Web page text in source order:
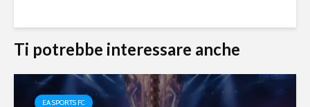
Ti potrebbe interessare anche
EA SPORTS FC
Platform, Cross-
L’Atalanta eSports
schiera la sua